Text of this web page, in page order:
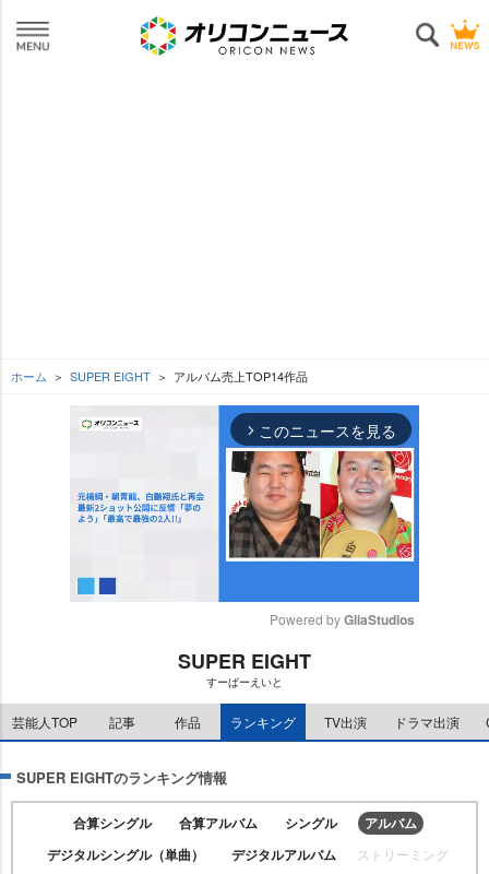
ホーム SUPER EIGHT アルバム売上TOP14作品
arrow_forward_ios このニュースを見る
t
e
Powered by GliaStudios
SUPER EIGHT
すーぱーえいと
芸能人TOP 記事 作品 ランキング TV出演 ドラマ出演
SUPER EIGHTのランキング情報
合算シングル 合算アルバム シングル
アルバム
デジタルシングル（単曲）
デジタルアルバム ストリーミング